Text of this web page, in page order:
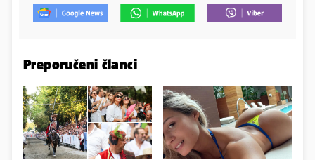
Preporučeni članci